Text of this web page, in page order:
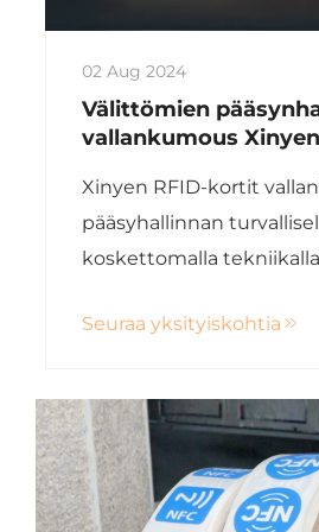
02 Aug 2024
Välittömien
vallankumous
Xinyen RFID-kortit
pääsyhallinnan
koskettomalla
turvallisuutta ja
Seuraa yksityiskohtia